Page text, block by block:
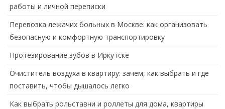
работы и личной переписки
Перевозка лежачих больных в Москве: как организовать
безопасную и комфортную транспортировку
Протезирование зубов в Иркутске
Очиститель воздуха в квартиру: зачем, как выбрать и где
поставить, чтобы дышалось легко
Как выбрать рольставни и роллеты для дома, квартиры